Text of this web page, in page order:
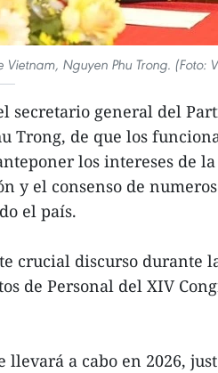
Nguyen Phu Trong. (Foto:
secretario general del
Trong, de que los
los intereses de
y el consenso de
el país.
crucial discurso durante
de Personal del XIV
llevará a cabo en 2026,